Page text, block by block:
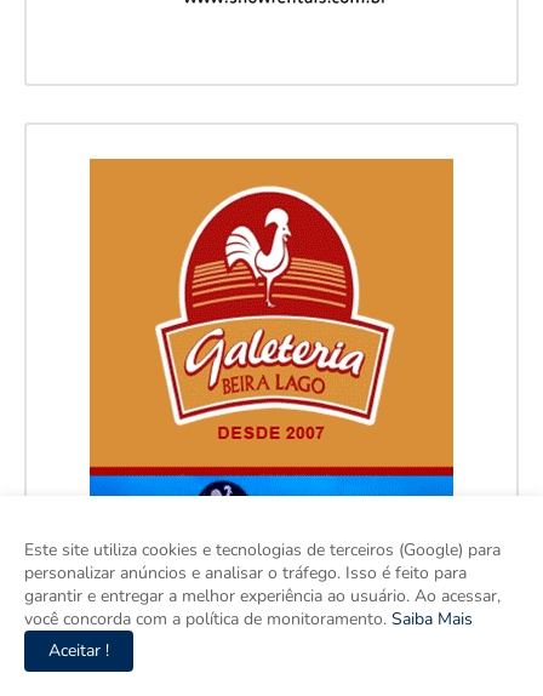
Este site utiliza cookies e tecnologias de terceiros (Google) para
personalizar anúncios e analisar o tráfego. Isso é feito para
garantir e entregar a melhor experiência ao usuário. Ao acessar,
você concorda com a política de monitoramento. Saiba Mais
Aceitar !